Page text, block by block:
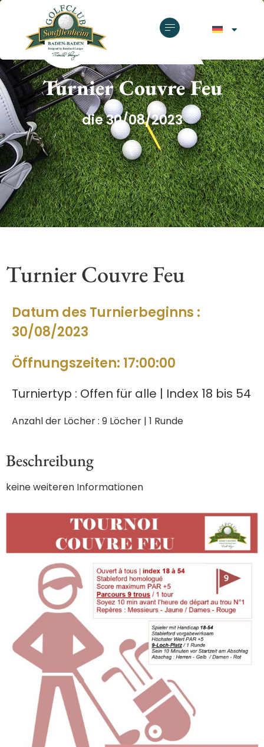
Turnier Couvre Feu
die 30/08/2023
Turnier Couvre Feu
Datum des Turnierbeginns :
30/08/2023
Öffnungszeiten: 17:00:00
Turniertyp : Offen für alle | Index 18 bis 54
Anzahl der Löcher : 9 Löcher | 1 Runde
Beschreibung
keine weiteren Informationen